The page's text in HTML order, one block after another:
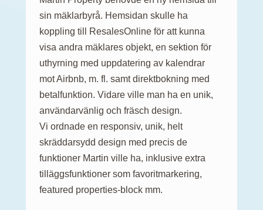
sin mäklarbyrå. Hemsidan skulle ha
koppling till ResalesOnline för att kunna
visa andra mäklares objekt, en sektion för
uthyrning med uppdatering av kalendrar
mot Airbnb, m. fl. samt direktbokning med
betalfunktion. Vidare ville man ha en unik,
användarvänlig och fräsch design.
Vi ordnade en responsiv, unik, helt
skräddarsydd design med precis de
funktioner Martin ville ha, inklusive extra
tilläggsfunktioner som favoritmarkering,
featured properties-block mm.